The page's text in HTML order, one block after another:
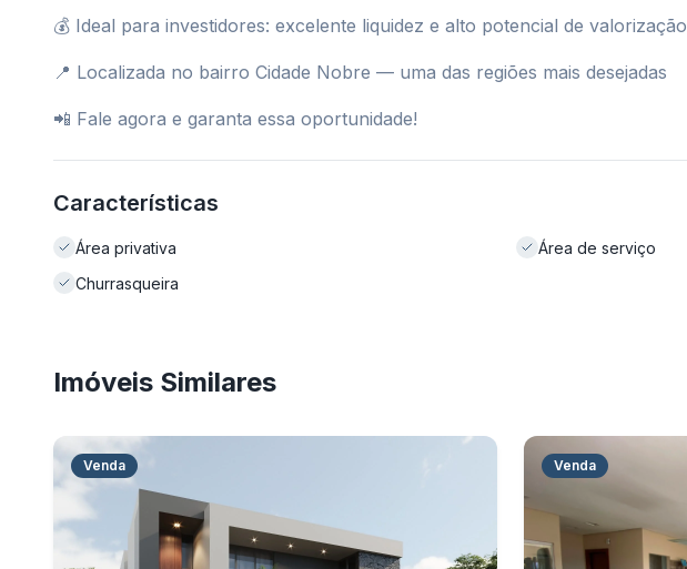
💰 Ideal para investidores: excelente liquidez e alto potencial de valorização
📍 Localizada no bairro Cidade Nobre — uma das regiões mais desejadas
📲 Fale agora e garanta essa oportunidade!
Características
Área privativa
Área de serviço
Churrasqueira
Imóveis Similares
Venda Venda